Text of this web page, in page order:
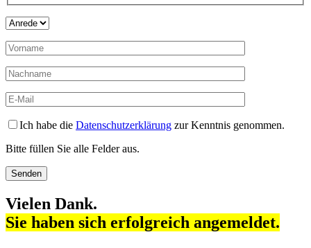
Ich habe die Datenschutzerklärung zur Kenntnis genommen.
Bitte füllen Sie alle Felder aus.
Vielen Dank.
Sie haben sich erfolgreich angemeldet.